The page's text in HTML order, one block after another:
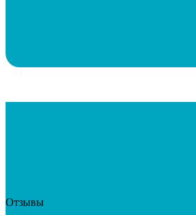
Отзывы